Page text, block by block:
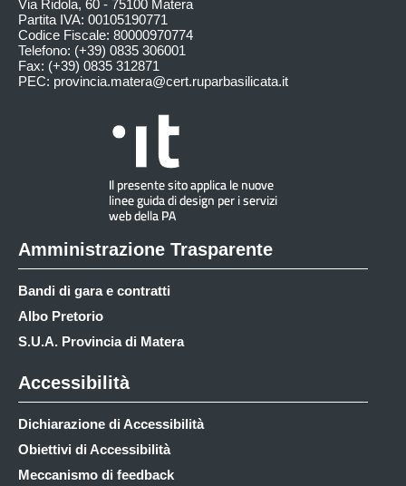
Via Ridola, 60 - 75100 Matera
Partita IVA: 00105190771
Codice Fiscale: 80000970774
Telefono: (+39) 0835 306001
Fax: (+39) 0835 312871
PEC: provincia.matera@cert.ruparbasilicata.it
Amministrazione Trasparente
Bandi di gara e contratti
Albo Pretorio
S.U.A. Provincia di Matera
Accessibilità
Dichiarazione di Accessibilità
Obiettivi di Accessibilità
Meccanismo di feedback